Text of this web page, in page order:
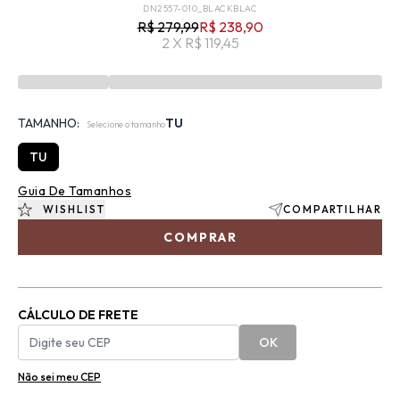
DN2557-010_BLACKBLAC
R$ 279,99R$ 238,90
2 X R$ 119,45
TAMANHO: Selecione o tamanhoTU
TU
COMPRAR
WISHLIST COMPARTILHAR
Guia De Tamanhos
CÁLCULO DE FRETE
OK
Não sei meu CEP